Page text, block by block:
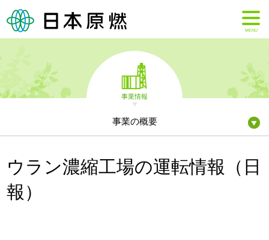
MENU
事業情報
事業の概要
ウラン濃縮工場の運転情報（日
報）